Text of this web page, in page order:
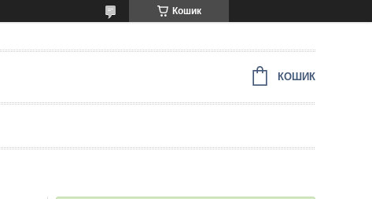
Кошик
КОШИК